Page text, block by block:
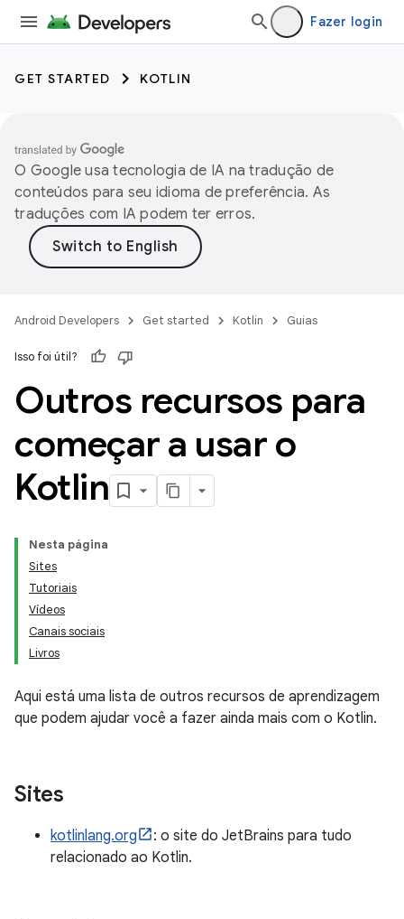
Fazer login
GET STARTED KOTLIN
O Google usa tecnologia de IA na tradução de
conteúdos para seu idioma de preferência. As
traduções com IA podem ter erros.
Android Developers Get started Kotlin Guias
Isso foi útil?
Outros recursos para
começar a usar o
Kotlin
Nesta página
Sites
Tutoriais
Vídeos
Canais sociais
Livros
Aqui está uma lista de outros recursos de aprendizagem
que podem ajudar você a fazer ainda mais com o Kotlin.
Sites
kotlinlang.org
: o site do JetBrains para tudo
relacionado ao Kotlin.